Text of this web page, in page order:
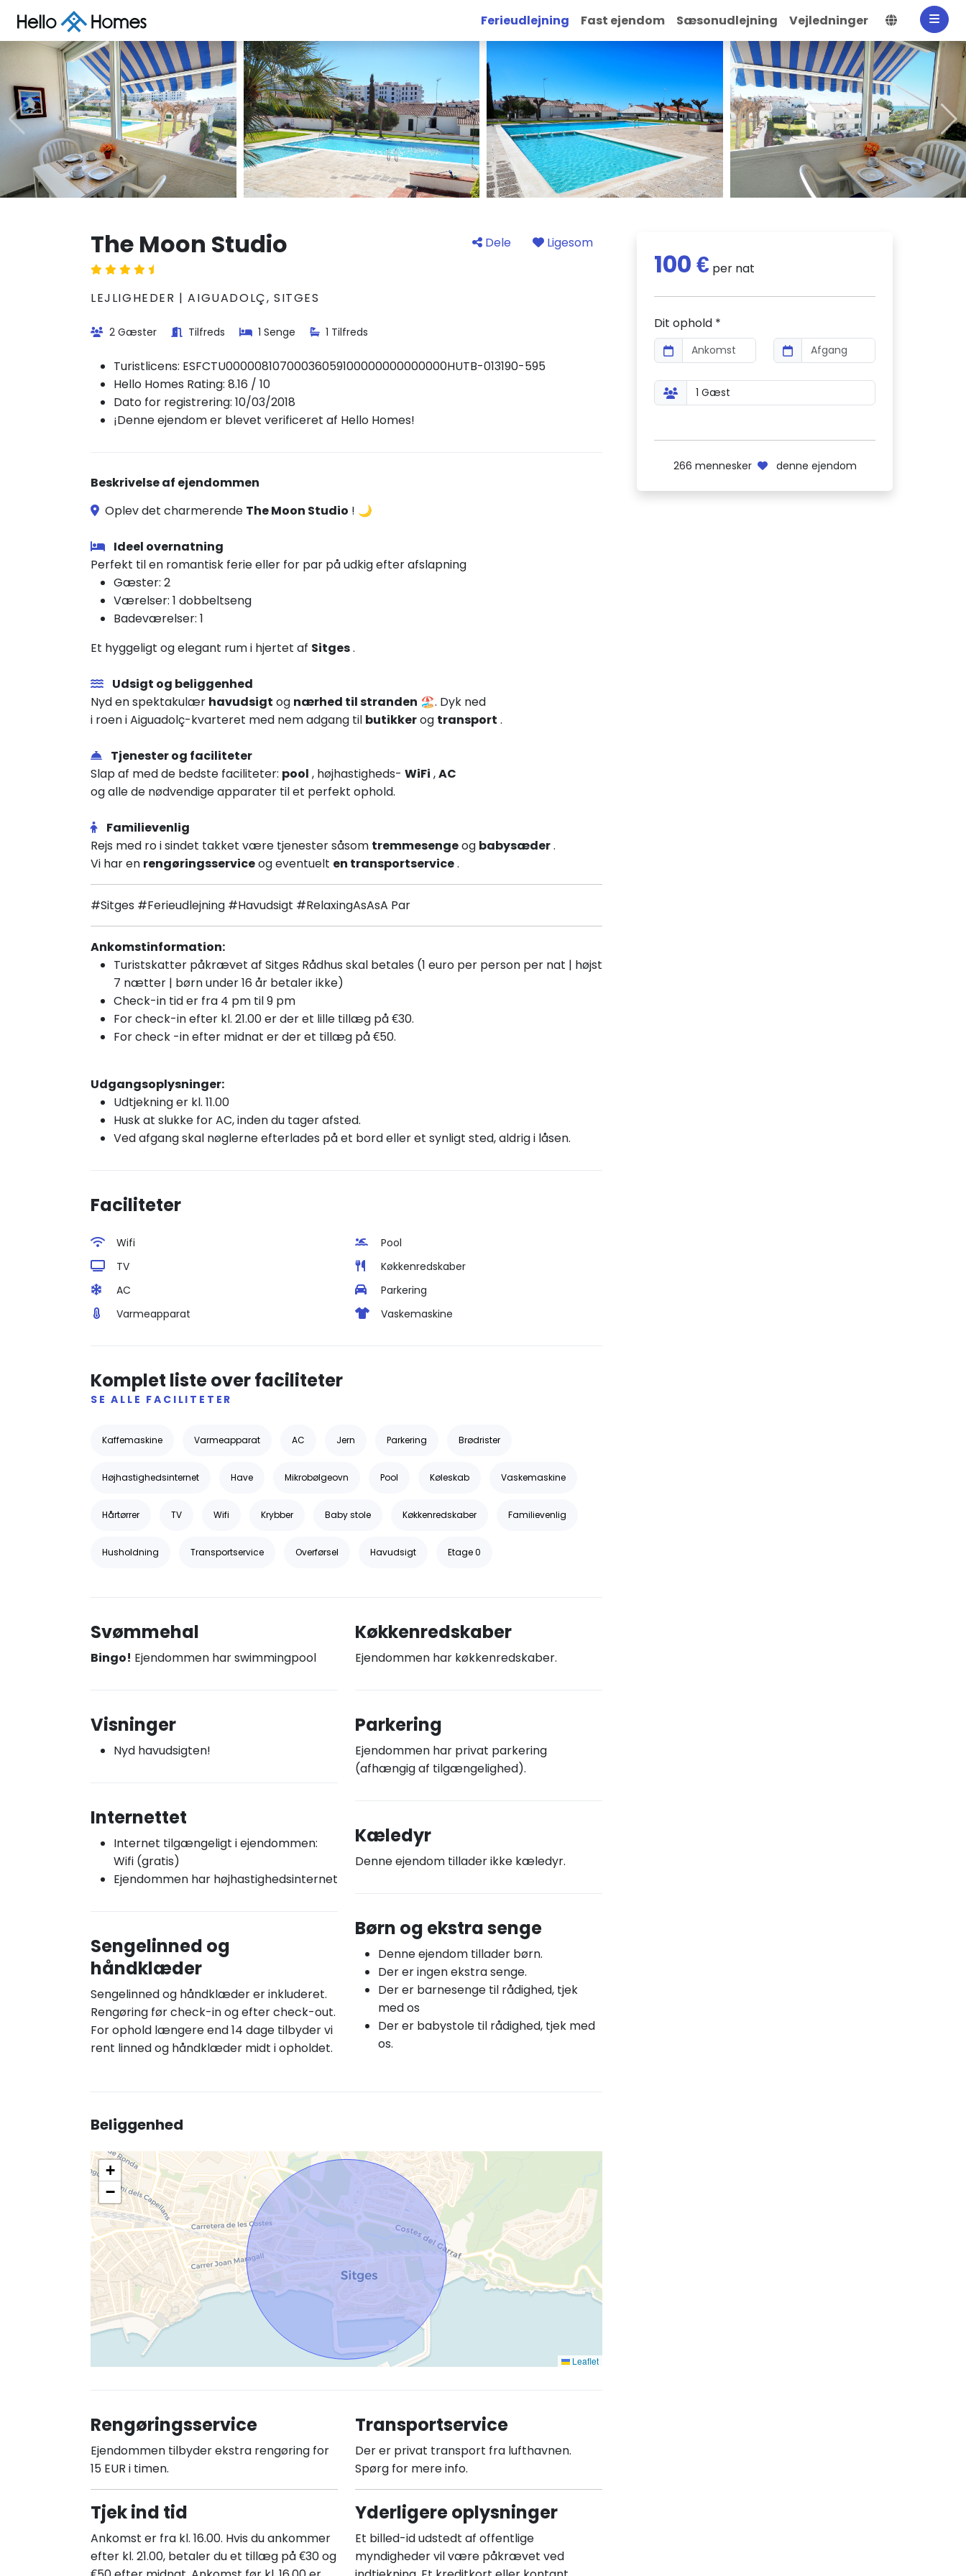
Ferieudlejning Fast ejendom Sæsonudlejning Vejledninger Vælg
The Moon Studio Dele Ligesom
LEJLIGHEDER | AIGUADOLÇ, SITGES
2 Gæster Tilfreds 1 Senge 1 Tilfreds
Turistlicens: ESFCTU00000810700036059100000000000000HUTB-013190-595
Hello Homes Rating: 8.16 / 10
Dato for registrering: 10/03/2018
¡Denne ejendom er blevet verificeret af Hello Homes!
Beskrivelse af ejendommen
Oplev det charmerende The Moon Studio ! 🌙
Ideel overnatning
Perfekt til en romantisk ferie eller for par på udkig efter afslapning
Gæster: 2
Værelser: 1 dobbeltseng
Badeværelser: 1
Et hyggeligt og elegant rum i hjertet af Sitges.
Udsigt og beliggenhed
Nyd en spektakulær havudsigt og nærhed til stranden 🏖️. Dyk ned
i roen i Aiguadolç-kvarteret med nem adgang til butikkerog transport .
Tjenester og faciliteter
Slap af med de bedste faciliteter: pool , højhastigheds- WiFi ,AC
og alle de nødvendige apparater til et perfekt ophold.
Familievenlig
Rejs med ro i sindet takket være tjenester såsom tremmesengeog babysæder.
Vi har en rengøringsserviceog eventuelt en transportservice.
#Sitges #Ferieudlejning #Havudsigt #RelaxingAsAsA Par
Ankomstinformation:
Turistskatter påkrævet af Sitges Rådhus skal betales (1 euro per person per nat | højst
7 nætter | børn under 16 år betaler ikke)
Check-in tid er fra 4 pm til 9 pm
For check-in efter kl. 21.00 er der et lille tillæg på €30.
For check -in efter midnat er der et tillæg på €50.
Udgangsoplysninger:
Udtjekning er kl. 11.00
Husk at slukke for AC, inden du tager afsted.
Ved afgang skal nøglerne efterlades på et bord eller et synligt sted, aldrig i låsen.
Faciliteter
Wifi
TV
AC
Varmeapparat
Pool
Køkkenredskaber
Parkering
Vaskemaskine
Komplet liste over faciliteter
SE ALLE FACILITETER
Kaffemaskine Varmeapparat AC Jern Parkering Brødrister
Højhastighedsinternet Have Mikrobølgeovn Pool Køleskab Vaskemaskine
Hårtørrer TV Wifi Krybber Baby stole Køkkenredskaber Familievenlig
Husholdning Transportservice Overførsel Havudsigt Etage 0
Svømmehal
Bingo! Ejendommen har swimmingpool
Visninger
Nyd havudsigten!
Internettet
Internet tilgængeligt i ejendommen:
Wifi (gratis)
Ejendommen har højhastighedsinternet
Sengelinned og
håndklæder
Sengelinned og håndklæder er inkluderet.
Rengøring før check-in og efter check-out.
For ophold længere end 14 dage tilbyder vi
rent linned og håndklæder midt i opholdet.
Køkkenredskaber
Ejendommen har køkkenredskaber.
Parkering
Ejendommen har privat parkering
(afhængig af tilgængelighed).
Kæledyr
Denne ejendom tillader ikke kæledyr.
Børn og ekstra senge
Denne ejendom tillader børn.
Der er ingen ekstra senge.
Der er barnesenge til rådighed, tjek
med os
Der er babystole til rådighed, tjek med
os.
Beliggenhed
+
−
Leaflet
Rengøringsservice
Ejendommen tilbyder ekstra rengøring for
15 EUR i timen.
Tjek ind tid
Ankomst er fra kl. 16.00. Hvis du ankommer
efter kl. 21.00, betaler du et tillæg på €30 og
Transportservice
Der er privat transport fra lufthavnen.
Spørg for mere info.
Yderligere oplysninger
Et billed-id udstedt af offentlige
myndigheder vil være påkrævet ved
100 € per nat
Dit ophold *
266 mennesker denne ejendom